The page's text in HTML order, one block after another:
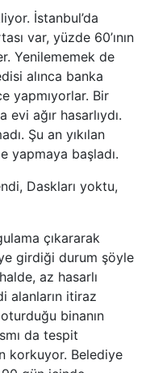
İstanbul’da
var, yüzde 60’ının
Yenilememek de
alınca banka
yapmıyorlar. Bir
evi ağır hasarlıydı.
Şu an yıkılan
yapmaya başladı.
Daskları yoktu,
çıkararak
girdiği durum şöyle
az hasarlı
alanların itiraz
binanın
da tespit
korkuyor. Belediye